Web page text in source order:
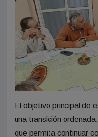
El objetivo principal de
una transición
que permita continuar